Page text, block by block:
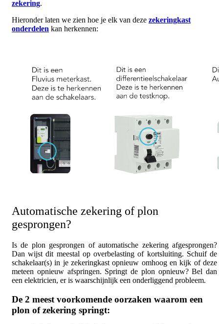
zekering.
Hieronder laten we zien hoe je elk van deze zekeringkast
onderdelen kan herkennen:
Automatische zekering of plon
gesprongen?
Is de plon gesprongen of automatische zekering afgesprongen?
Dan wijst dit meestal op overbelasting of kortsluiting. Schuif de
schakelaar(s) in je zekeringkast opnieuw omhoog en kijk of deze
meteen opnieuw afspringen. Springt de plon opnieuw? Bel dan
een elektricien, er is waarschijnlijk een onderliggend probleem.
De 2 meest voorkomende oorzaken waarom een
plon of zekering springt: